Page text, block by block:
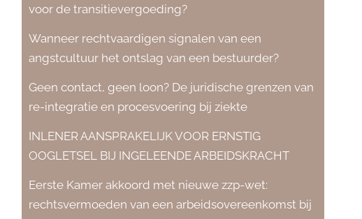
voor de transitievergoeding?
Wanneer rechtvaardigen signalen van een
angstcultuur het ontslag van een bestuurder?
Geen contact, geen loon? De juridische grenzen van
re-integratie en procesvoering bij ziekte
INLENER AANSPRAKELIJK VOOR ERNSTIG
OOGLETSEL BIJ INGELEENDE ARBEIDSKRACHT
Eerste Kamer akkoord met nieuwe zzp-wet:
rechtsvermoeden van een arbeidsovereenkomst bij